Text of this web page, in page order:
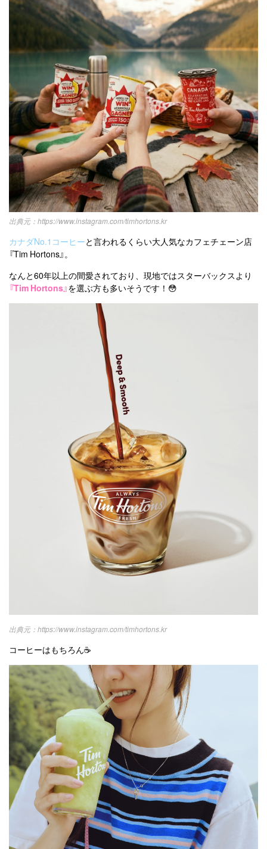
https://www.instagram.com/timhortons.kr
カナダNo.1コーヒーと言われるくらい大人気なカフェチェーン店
『Tim Hortons』。
なんと60年以上の間愛されており、現地ではスターバックスより
『Tim Hortons』を選ぶ方も多いそうです！😳
https://www.instagram.com/timhortons.kr
コーヒーはもちろん☕